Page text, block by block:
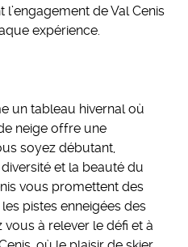
de Val Cenis
expérience.
un tableau hivernal où
neige offre une
soyez débutant,
et la beauté du
vous promettent des
pistes enneigées des
à relever le défi et à